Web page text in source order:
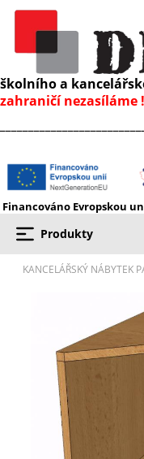
školního a
zahraničí nezasíláme
Financováno Evropskou
Produkty
KANCELÁŘSKÝ NÁBYTEK